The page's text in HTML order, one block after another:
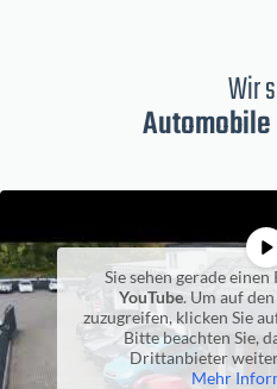
Wir
Automobile
Sie sehen gerade
YouTube. Um auf
zuzugreifen, klicken Sie
Bitte beachten Sie,
Drittanbieter
Mehr